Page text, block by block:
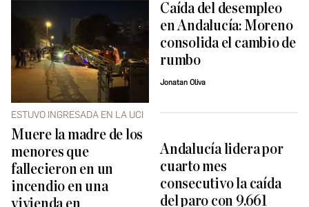
ESTUVO INGRESADA EN LA UCI
Muere la madre de los
menores que
fallecieron en un
incendio en una
Caída del desempleo
en Andalucía: Moreno
consolida el cambio de
rumbo
Jonatan Oliva
Andalucía lidera por
cuarto mes
consecutivo la caída
del paro con 9.661